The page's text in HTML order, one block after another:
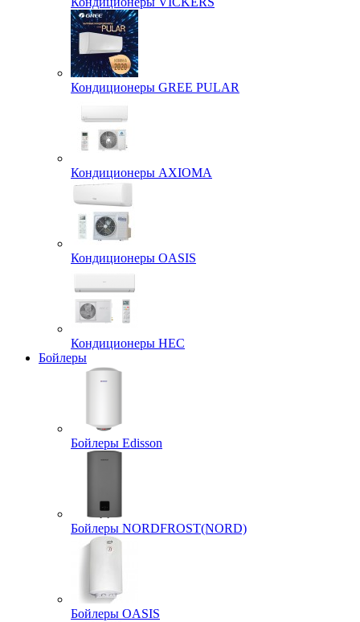
Кондиционеры GREE PULAR
Кондиционеры AXIOMA
Кондиционеры OASIS
Кондиционеры HEC
Бойлеры
Бойлеры Edisson
Бойлеры NORDFROST(NORD)
Бойлеры OASIS